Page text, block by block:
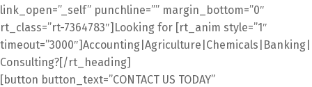
link_open=”_self” punchline=”” margin_bottom=”0″
rt_class=”rt-7364783″]Looking for [rt_anim style=”1″
Consulting?[/rt_heading]
[button button_text=”CONTACT US TODAY”